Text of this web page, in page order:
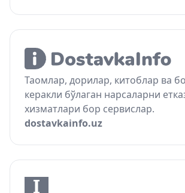
Таомлар, дорилар, китоблар ва
керакли бўлаган нарсаларни
хизматлари бор сервислар.
dostavkainfo.uz